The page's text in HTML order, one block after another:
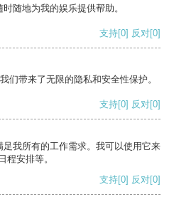
随地为我的娱乐提供帮助。
支持[0] 反对[0]
们带来了无限的隐私和安全性保护。
支持[0] 反对[0]
我所有的工作需求。我可以使用它来
程安排等。
支持[0] 反对[0]